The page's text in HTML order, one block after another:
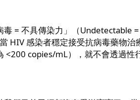
= 不具傳染力」（Undetectable =
HIV 感染者穩定接受抗病毒藥物治
<200 copies/mL），就不會透過性